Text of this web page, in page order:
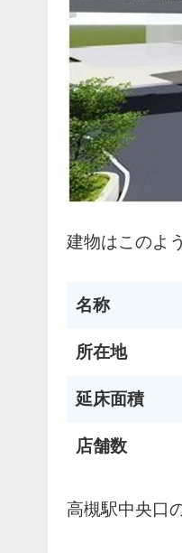
建物はこのよ
名称
所在地
延床面積
店舗数
高槻駅中央口